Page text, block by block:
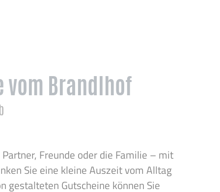
vom Brandlhof
Freunde oder die Familie – mit
Sie eine kleine Auszeit vom Alltag
gestalteten Gutscheine können Sie